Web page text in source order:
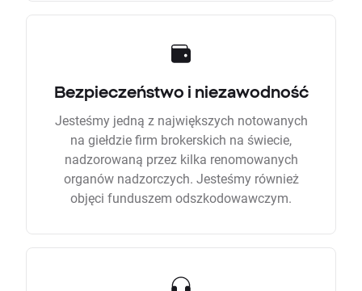
Bezpieczeństwo i niezawodność
Jesteśmy jedną z największych notowanych
na giełdzie firm brokerskich na świecie,
nadzorowaną przez kilka renomowanych
organów nadzorczych. Jesteśmy również
objęci funduszem odszkodowawczym.